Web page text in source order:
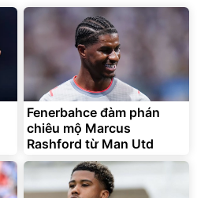
Fenerbahce đàm phán
chiêu mộ Marcus
Rashford từ Man Utd